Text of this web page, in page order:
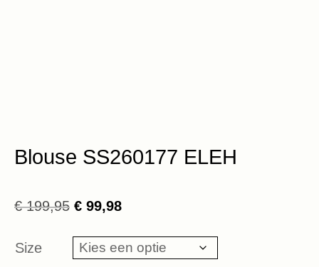
Blouse SS260177 ELEH
€199,95 Oorspronkelijke
was:
€ 199,95.
€ 99,98Huidige
is:
€ 99,98.
Size